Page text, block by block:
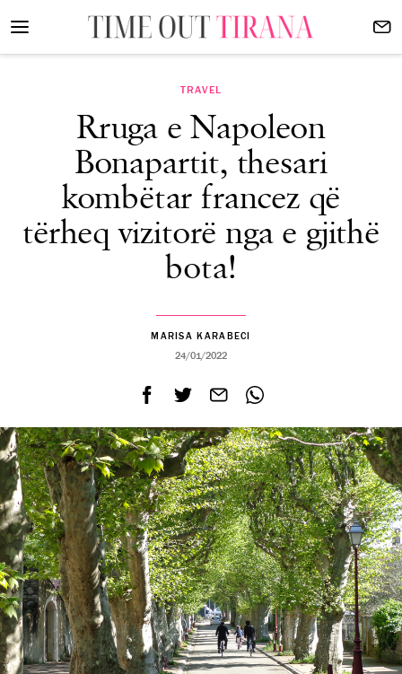
TRAVEL
Rruga e Napoleon
Bonapartit, thesari
kombëtar francez që
tërheq vizitorë nga e gjithë
bota!
MARISA KARABECI
24/01/2022